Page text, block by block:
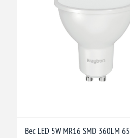
Bec LED 5W MR16 SMD 360LM